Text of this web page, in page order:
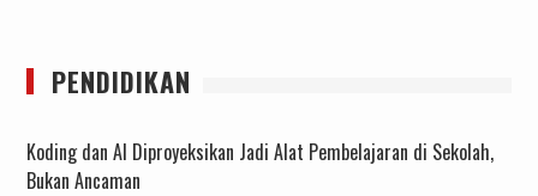
PENDIDIKAN
Koding dan AI Diproyeksikan Jadi Alat Pembelajaran di Sekolah,
Bukan Ancaman